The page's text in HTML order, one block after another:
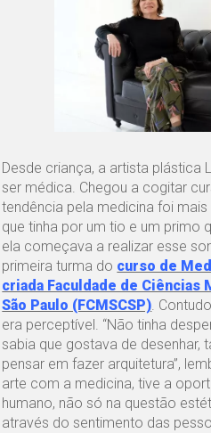
Desde criança, a artista plástica
ser médica. Chegou a cogitar
tendência pela medicina foi
que tinha por um tio e um primo
ela começava a realizar esse
primeira turma do curso de
criada Faculdade de Ciências
São Paulo (FCMSCSP).
era perceptível. “Não tinha
sabia que gostava de desenhar,
pensar em fazer arquitetura”,
arte com a medicina, tive a
humano, não só na questão
através do sentimento das